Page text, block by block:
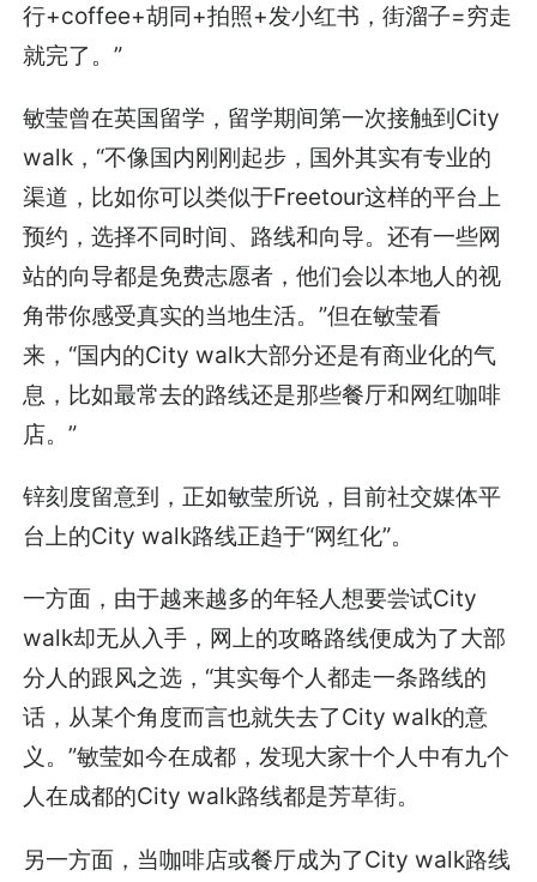
行+coffee+胡同+拍照+发小红书，街溜子=穷走
就完了。”
敏莹曾在英国留学，留学期间第一次接触到City
walk，“不像国内刚刚起步，国外其实有专业的
渠道，比如你可以类似于Freetour这样的平台上
预约，选择不同时间、路线和向导。还有一些网
站的向导都是免费志愿者，他们会以本地人的视
角带你感受真实的当地生活。”但在敏莹看
来，“国内的City walk大部分还是有商业化的气
息，比如最常去的路线还是那些餐厅和网红咖啡
店。”
锌刻度留意到，正如敏莹所说，目前社交媒体平
台上的City walk路线正趋于“网红化”。
一方面，由于越来越多的年轻人想要尝试City
walk却无从入手，网上的攻略路线便成为了大部
分人的跟风之选，“其实每个人都走一条路线的
话，从某个角度而言也就失去了City walk的意
义。”敏莹如今在成都，发现大家十个人中有九个
人在成都的City walk路线都是芳草街。
另一方面，当咖啡店或餐厅成为了City walk路线